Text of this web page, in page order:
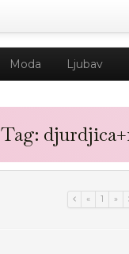
Moda Ljubav
Tag:
« 1 »